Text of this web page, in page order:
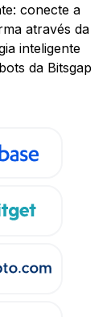
conecte a
através da
inteligente
da Bitsgap